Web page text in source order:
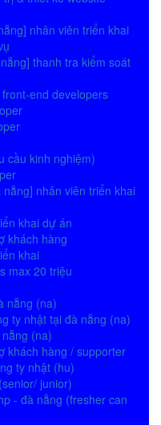
nhân viên triển khai
thanh tra kiểm soát
end developers
cầu kinh nghiệm)
nẵng] nhân viên triển khai
khai dự án
khách hàng
khai
max 20 triệu
nẵng (na)
ty nhật tại đà nẵng (na)
(na)
khách hàng / supporter
ty nhật (hu)
junior)
- đà nẵng (fresher can